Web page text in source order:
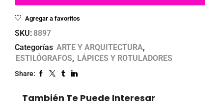
Agregar a favoritos
SKU: 8897
Categorías ARTE Y ARQUITECTURA,
ESTILÓGRAFOS, LÁPICES Y ROTULADORES
Share:
También Te Puede Interesar